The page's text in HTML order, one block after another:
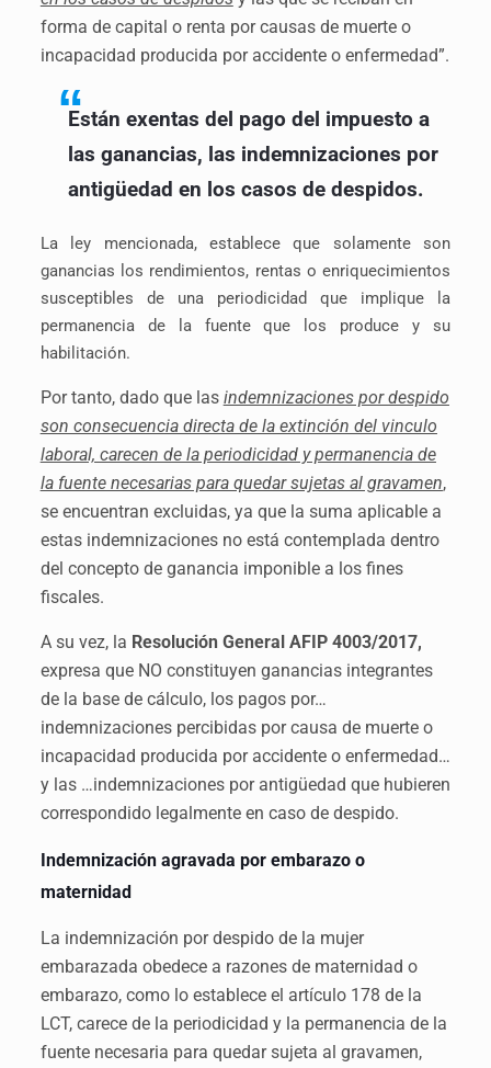
forma de capital o renta por causas de muerte o
incapacidad producida por accidente o enfermedad”.
Están exentas del pago del impuesto a
las ganancias, las indemnizaciones por
antigüedad en los casos de despidos.
La ley mencionada, establece que solamente son
ganancias los rendimientos, rentas o enriquecimientos
susceptibles de una periodicidad que implique la
permanencia de la fuente que los produce y su
habilitación.
Por tanto, dado que las indemnizaciones por despido
son consecuencia directa de la extinción del vinculo
laboral, carecen de la periodicidad y permanencia de
la fuente necesarias para quedar sujetas al gravamen,
se encuentran excluidas, ya que la suma aplicable a
estas indemnizaciones no está contemplada dentro
del concepto de ganancia imponible a los fines
fiscales.
A su vez, la Resolución General AFIP 4003/2017,
expresa que NO constituyen ganancias integrantes
de la base de cálculo, los pagos por…
indemnizaciones percibidas por causa de muerte o
incapacidad producida por accidente o enfermedad…
y las …indemnizaciones por antigüedad que hubieren
correspondido legalmente en caso de despido.
Indemnización agravada por embarazo o
maternidad
La indemnización por despido de la mujer
embarazada obedece a razones de maternidad o
embarazo, como lo establece el artículo 178 de la
LCT, carece de la periodicidad y la permanencia de la
fuente necesaria para quedar sujeta al gravamen,